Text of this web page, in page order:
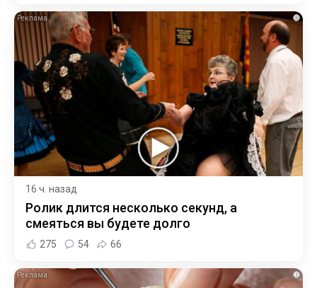
i
16 ч. назад
Ролик длится несколько секунд, а
смеяться вы будете долго
275 54 66
i